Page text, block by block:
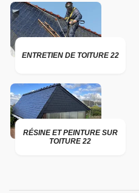
ENTRETIEN DE TOITURE 22
RÉSINE ET PEINTURE SUR
TOITURE 22